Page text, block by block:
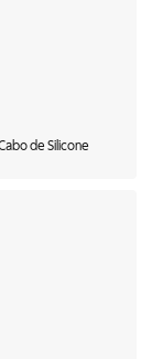
de Silicone